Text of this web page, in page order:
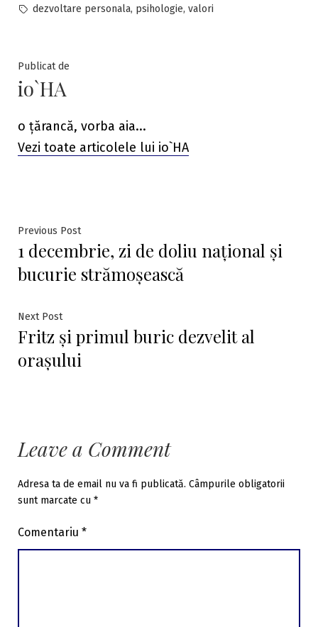
by
in
Tags:
dezvoltare personala, psihologie, valori
Publicat de
io`HA
o țărancă, vorba aia...
Vezi toate articolele lui io`HA
Navigare
în
Previous PostPrevious
post:
1 decembrie, zi de doliu național și
bucurie strămoșească
Next PostNext
post:
Fritz și primul buric dezvelit al
orașului
Leave a Comment
Adresa ta de email nu va fi publicată. Câmpurile obligatorii
sunt marcate cu *
Comentariu *